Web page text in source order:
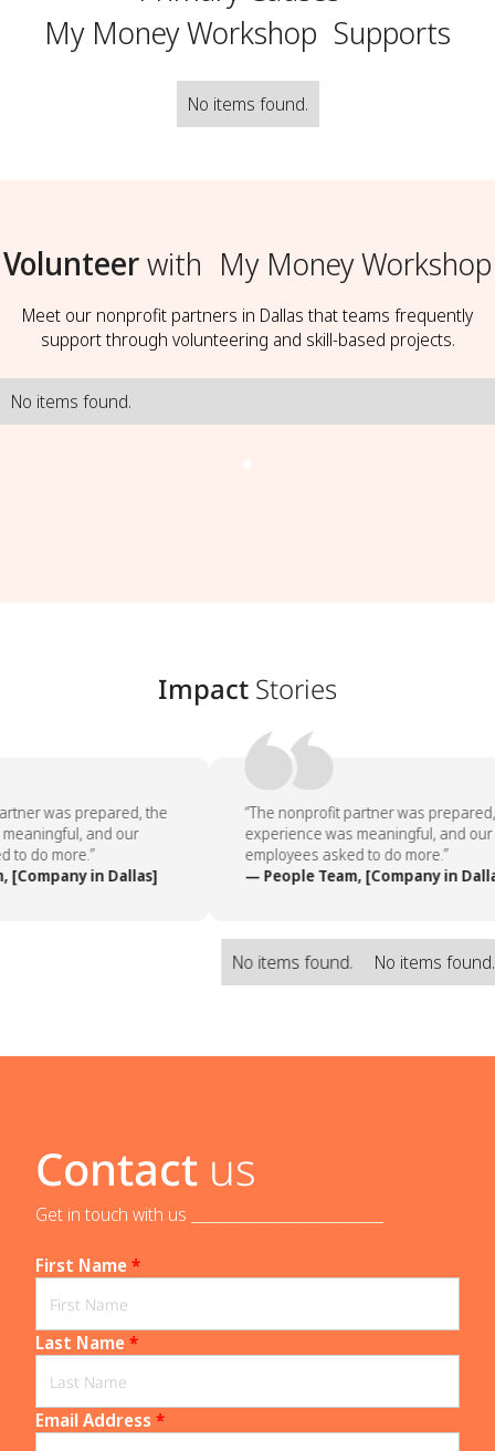
My Money Workshop Supports
No items found.
Volunteerwith My Money Workshop
Meet our nonprofit partners in Dallas that teams frequently
support through volunteering and skill-based projects.
No items found.
Impact Stories
was prepared, the
and our
do more.”
in Dallas]
“The nonprofit partner was prepared,
experience was meaningful, and our
employees asked to do more.”
— People Team, [Company in
No items found. No items
Contact us
Get in touch with us _____________________________
First Name*
Last Name*
Email Address *